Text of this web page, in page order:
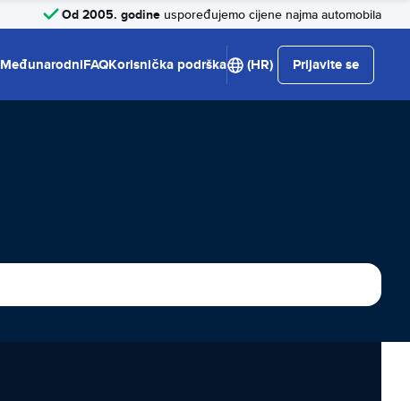
Od 2005. godine uspoređujemo cijene najma automobila
MeđunarodniFAQKorisnička podrška (HR) Prijavite se